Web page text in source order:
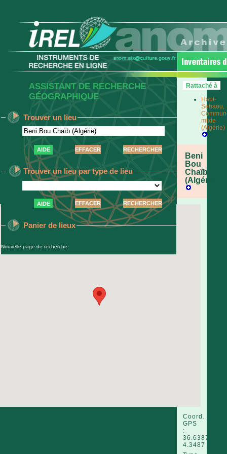
Rattaché à
Haut-
Sebaou,
mixte
(Algérie)
Beni
Bou
Chaïb
(Algérie)
Coord.
GPS
:
36.6387
4.3487
ASSISTANT DE RECHERCHE
GÉOGRAPHIQUE
Trouver un lieu
AIDE
Trouver un lieu par type de lieu
AIDE
Panier de lieux
Nouvelle page de recherche